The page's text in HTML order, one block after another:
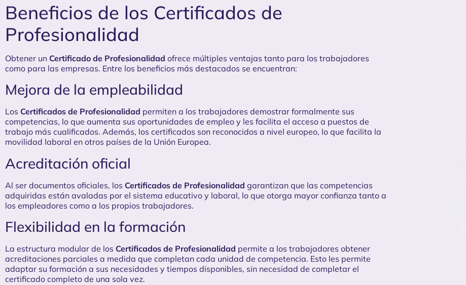
Beneficios de los Certificados de
Profesionalidad
Obtener un Certificado de Profesionalidad ofrece múltiples ventajas tanto para los trabajadores
como para las empresas. Entre los beneficios más destacados se encuentran:
Mejora de la empleabilidad
Los Certificados de Profesionalidad permiten a los trabajadores demostrar formalmente sus
competencias, lo que aumenta sus oportunidades de empleo y les facilita el acceso a puestos de
trabajo más cualificados. Además, los certificados son reconocidos a nivel europeo, lo que facilita la
movilidad laboral en otros países de la Unión Europea.
Acreditación oficial
Al ser documentos oficiales, los Certificados de Profesionalidad garantizan que las competencias
adquiridas están avaladas por el sistema educativo y laboral, lo que otorga mayor confianza tanto a
los empleadores como a los propios trabajadores.
Flexibilidad en la formación
La estructura modular de los Certificados de Profesionalidad permite a los trabajadores obtener
acreditaciones parciales a medida que completan cada unidad de competencia. Esto les permite
adaptar su formación a sus necesidades y tiempos disponibles, sin necesidad de completar el
certificado completo de una sola vez.